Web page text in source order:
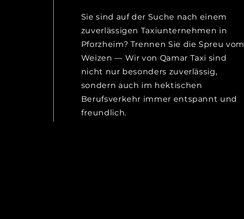
Sie sind auf der Suche nach einem
zuverlässigen Taxiunternehmen in
Pforzheim? Trennen Sie die Spreu vom
Weizen — Wir von Qamar Taxi sind
nicht nur besonders zuverlässig,
sondern auch im hektischen
Berufsverkehr immer entspannt und
freundlich.